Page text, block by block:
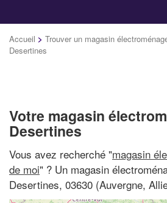
Accueil > Trouver un magasin
Desertines
Votre magasin
Desertines
Vous avez recherché "magasin
de moi" ? Un magasin
Desertines, 03630 (Auvergne,